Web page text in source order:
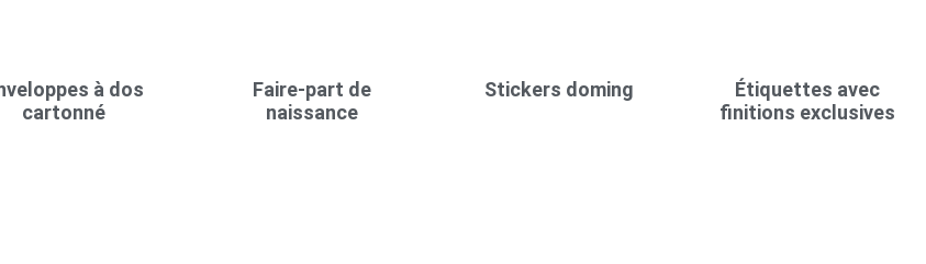
à dos
cartonné
Faire-part de
naissance
Stickers doming
Étiquettes avec
finitions exclusives